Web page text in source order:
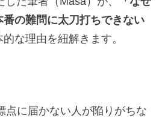
の難問に太刀打ちできない
な理由を紐解きます。
点に届かない人が陥りがちな